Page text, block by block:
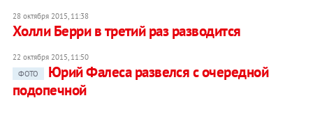
28 октября 2015, 11:38
Холли Берри в третий раз разводится
22 октября 2015, 11:50
ФОТО
Юрий Фалеса развелся с очередной
подопечной